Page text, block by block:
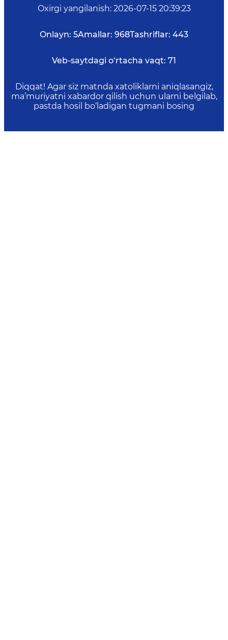
Oxirgi yangilanish: 2026-07-15 20:39:23
Onlayn: 5Amallar: 968Tashriflar: 443
Veb-saytdagi o‘rtacha vaqt: 71
Diqqat! Agar siz matnda xatoliklarni aniqlasangiz,
ma’muriyatni xabardor qilish uchun ularni belgilab,
pastda hosil bo‘ladigan tugmani bosing